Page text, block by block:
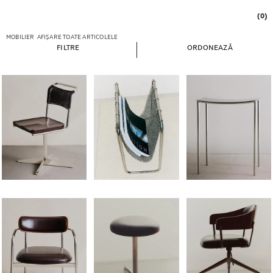
(0)
MOBILIER AFIȘARE TOATE ARTICOLELE
FILTRE ORDONEAZĂ
Imagine schimbată la 1 din 5Imagine schimbată la 1 din 5Imagine schimbată la
Imagine schimbată la 1 din 5Imagine schimbată la 1 din 5Imagine schimbată la